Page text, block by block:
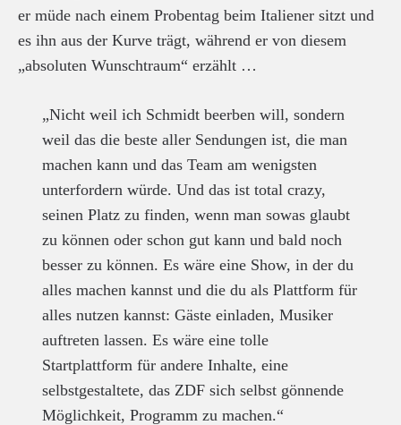
er müde nach einem Probentag beim Italiener sitzt und
es ihn aus der Kurve trägt, während er von diesem
„absoluten Wunschtraum“ erzählt …
„Nicht weil ich Schmidt beerben will, sondern
weil das die beste aller Sendungen ist, die man
machen kann und das Team am wenigsten
unterfordern würde. Und das ist total crazy,
seinen Platz zu finden, wenn man sowas glaubt
zu können oder schon gut kann und bald noch
besser zu können. Es wäre eine Show, in der du
alles machen kannst und die du als Plattform für
alles nutzen kannst: Gäste einladen, Musiker
auftreten lassen. Es wäre eine tolle
Startplattform für andere Inhalte, eine
selbstgestaltete, das ZDF sich selbst gönnende
Möglichkeit, Programm zu machen.“